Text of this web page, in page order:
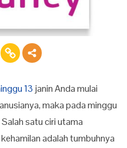
13 janin Anda mulai
maka pada minggu
satu ciri utama
adalah tumbuhnya